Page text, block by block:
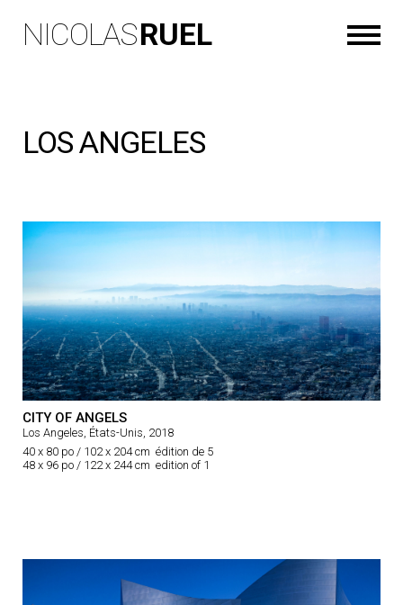
NICOLASRUEL
LOS ANGELES
CITY OF ANGELS
Los Angeles, États-Unis, 2018
40 x 80 po / 102 x 204 cm édition de 5
48 x 96 po / 122 x 244 cm edition of 1